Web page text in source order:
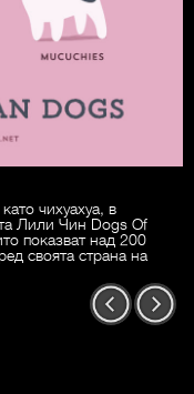
чихуахуа, в
Лили Чин Dogs Of
показват над 200
своята страна на